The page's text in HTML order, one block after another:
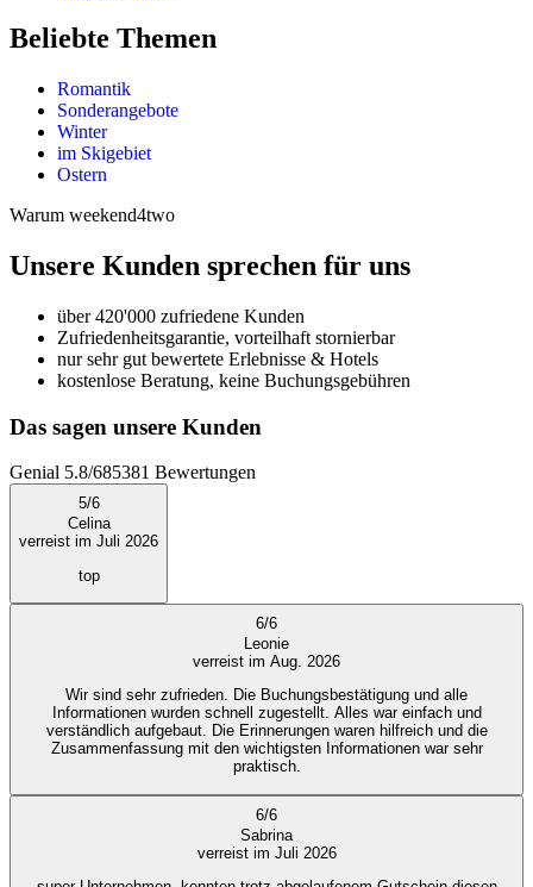
Beliebte Themen
Romantik
Sonderangebote
Winter
im Skigebiet
Ostern
Warum weekend4two
Unsere Kunden sprechen für uns
über 420'000 zufriedene Kunden
Zufriedenheitsgarantie, vorteilhaft stornierbar
nur sehr gut bewertete Erlebnisse & Hotels
kostenlose Beratung, keine Buchungsgebühren
Das sagen unsere Kunden
Genial 5.8/685381 Bewertungen
5/6
Celina
verreist im Juli 2026
top
6/6
Leonie
verreist im Aug. 2026
Wir sind sehr zufrieden. Die Buchungsbestätigung und alle
Informationen wurden schnell zugestellt. Alles war einfach und
verständlich aufgebaut. Die Erinnerungen waren hilfreich und die
Zusammenfassung mit den wichtigsten Informationen war sehr
praktisch.
6/6
Sabrina
verreist im Juli 2026